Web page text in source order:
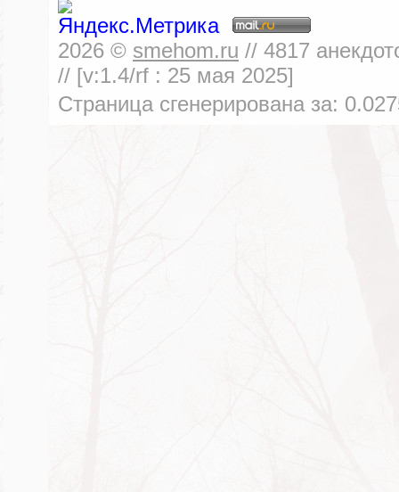
2026 © smehom.ru // 4817
// [v:1.4/rf : 25 мая 2025]
Страница сгенерирована за: